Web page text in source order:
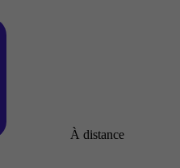
À distance